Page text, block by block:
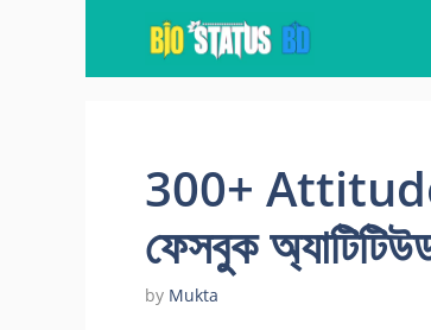
300+
ফেসবুক
by Mukta